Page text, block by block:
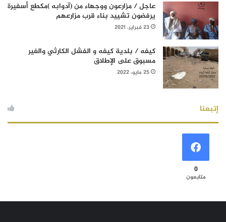
عاجل / مزارعون ووجهاء من (آدوابه )مكطع أسفيرة
يرفضون تشييد بناء قرب مزارعهم
23 فبراير، 2021
كيفه / بلدية كيفه و الفشل الكارثي والغير
مسبوق على الإطلاق
25 مايو، 2022
إتبعنا
0
متابعون